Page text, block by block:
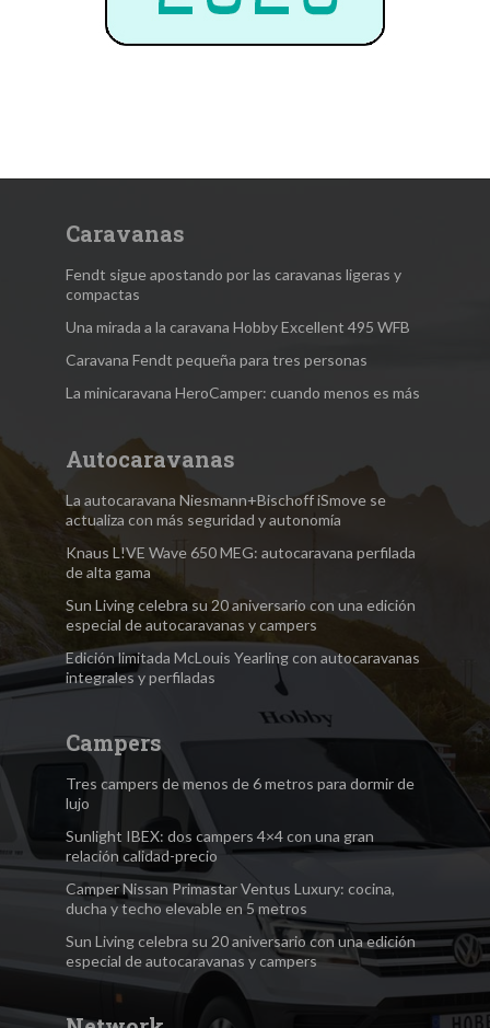
Caravanas
Fendt sigue apostando por las caravanas ligeras y
compactas
Una mirada a la caravana Hobby Excellent 495 WFB
Caravana Fendt pequeña para tres personas
La minicaravana HeroCamper: cuando menos es más
Autocaravanas
La autocaravana Niesmann+Bischoff iSmove se
actualiza con más seguridad y autonomía
Knaus L!VE Wave 650 MEG: autocaravana perfilada
de alta gama
Sun Living celebra su 20 aniversario con una edición
especial de autocaravanas y campers
Edición limitada McLouis Yearling con autocaravanas
integrales y perfiladas
Campers
Tres campers de menos de 6 metros para dormir de
lujo
Sunlight IBEX: dos campers 4×4 con una gran
relación calidad-precio
Camper Nissan Primastar Ventus Luxury: cocina,
ducha y techo elevable en 5 metros
Sun Living celebra su 20 aniversario con una edición
especial de autocaravanas y campers